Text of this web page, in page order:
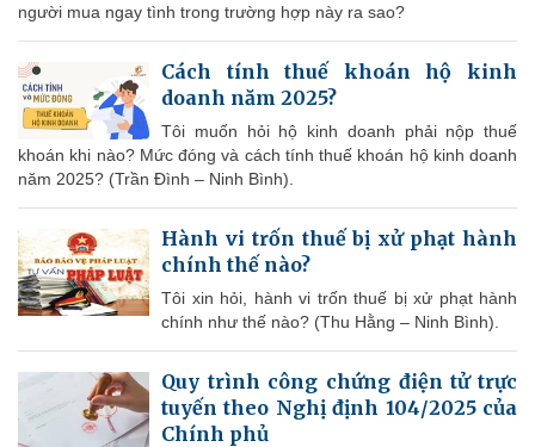
người mua ngay tình trong trường hợp này ra sao?
Cách tính thuế khoán hộ kinh
doanh năm 2025?
Tôi muốn hỏi hộ kinh doanh phải nộp thuế
khoán khi nào? Mức đóng và cách tính thuế khoán hộ kinh doanh
năm 2025? (Trần Đình – Ninh Bình).
Hành vi trốn thuế bị xử phạt hành
chính thế nào?
Tôi xin hỏi, hành vi trốn thuế bị xử phạt hành
chính như thế nào? (Thu Hằng – Ninh Bình).
Quy trình công chứng điện tử trực
tuyến theo Nghị định 104/2025 của
Chính phủ